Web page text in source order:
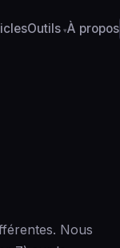
Outils À propos
Nous